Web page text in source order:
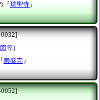
『瑞聖寺』
等]
崇巖寺』